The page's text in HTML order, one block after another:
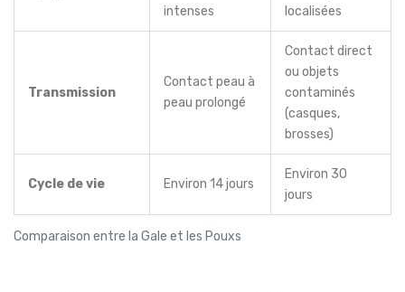
Comparaison entre la Gale et les Pouxs
intenses
localisées
Transmission
Contact peau à
peau prolongé
Contact direct
ou objets
contaminés
(casques,
brosses)
Cycle de vie Environ 14 jours
Environ 30
jours